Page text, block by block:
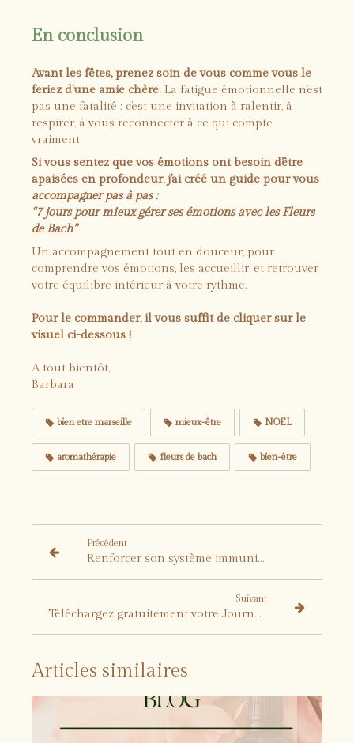
En conclusion
Avant les fêtes, prenez soin de vous comme vous le
feriez d’une amie chère. La fatigue émotionnelle n’est
pas une fatalité : c’est une invitation à ralentir, à
respirer, à vous reconnecter à ce qui compte
vraiment.
Si vous sentez que vos émotions ont besoin d’être
apaisées en profondeur, j’ai créé un guide pour vous
accompagner pas à pas :
“7 jours pour mieux gérer ses émotions avec les Fleurs
de Bach”
Un accompagnement tout en douceur, pour
comprendre vos émotions, les accueillir, et retrouver
votre équilibre intérieur à votre rythme.
Pour le commander, il vous suffit de cliquer sur le
visuel ci-dessous !
A tout bientôt,
Barbara
bien etre marseille mieux-être NOEL
aromathérapie fleurs de bach bien-être
Précédent
Renforcer son système immunitaire en automne grâce à la réflexologie
Suivant
Téléchargez gratuitement votre Journal Nouvelle Année
Articles similaires